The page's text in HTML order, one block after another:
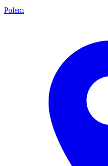
Polem